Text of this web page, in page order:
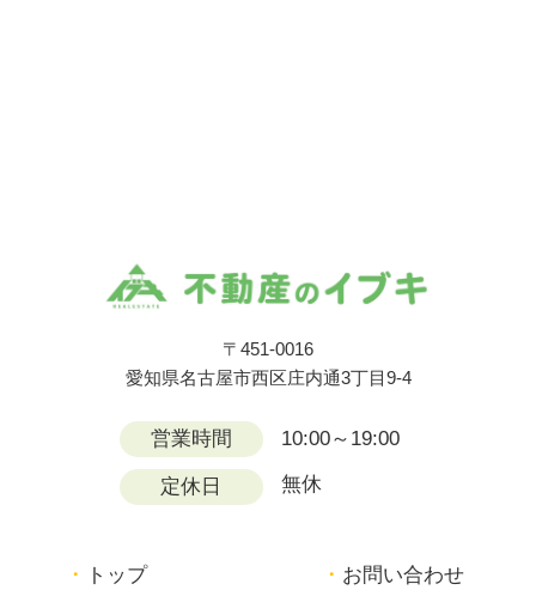
〒451-0016
愛知県名古屋市西区庄内通3丁目9-4
営業時間 10:00～19:00
定休日 無休
トップ
お問い合わせ